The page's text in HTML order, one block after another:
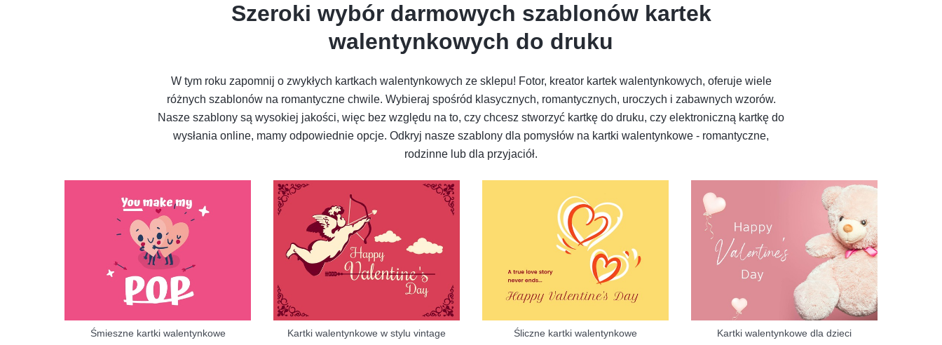
Szeroki wybór darmowych szablonów kartek
walentynkowych do druku
W tym roku zapomnij o zwykłych kartkach walentynkowych ze sklepu! Fotor, kreator kartek walentynkowych, oferuje wiele
różnych szablonów na romantyczne chwile. Wybieraj spośród klasycznych, romantycznych, uroczych i zabawnych wzorów.
Nasze szablony są wysokiej jakości, więc bez względu na to, czy chcesz stworzyć kartkę do druku, czy elektroniczną kartkę do
wysłania online, mamy odpowiednie opcje. Odkryj nasze szablony dla pomysłów na kartki walentynkowe - romantyczne,
rodzinne lub dla przyjaciół.
Śmieszne kartki walentynkowe Kartki walentynkowe w stylu vintage Śliczne kartki walentynkowe Kartki walentynkowe dla dzieci